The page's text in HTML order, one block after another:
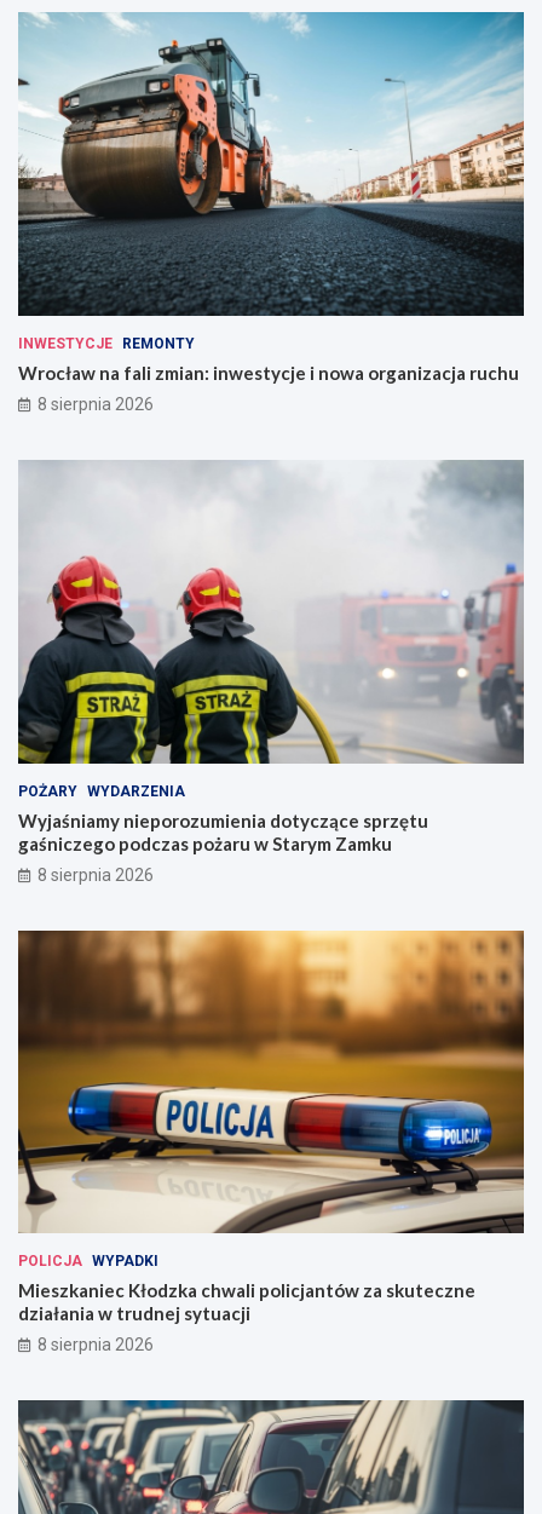
INWESTYCJE REMONTY
Wrocław na fali zmian: inwestycje i nowa organizacja ruchu
8 sierpnia 2026
POŻARY WYDARZENIA
Wyjaśniamy nieporozumienia dotyczące sprzętu
gaśniczego podczas pożaru w Starym Zamku
8 sierpnia 2026
POLICJA WYPADKI
Mieszkaniec Kłodzka chwali policjantów za skuteczne
działania w trudnej sytuacji
8 sierpnia 2026